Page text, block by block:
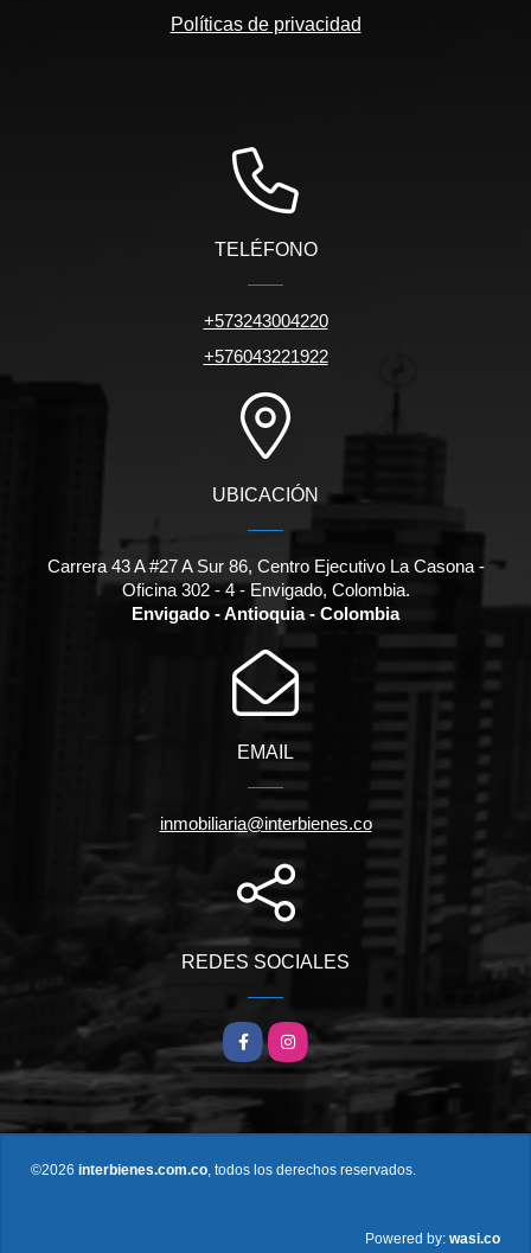
Políticas de privacidad
TELÉFONO
+573243004220
+576043221922
UBICACIÓN
Carrera 43 A #27 A Sur 86, Centro Ejecutivo La Casona -
Oficina 302 - 4 - Envigado, Colombia.
Envigado - Antioquia - Colombia
EMAIL
inmobiliaria@interbienes.co
REDES SOCIALES
FacebookInstagram
©2026 interbienes.com.co, todos los derechos reservados.
Powered by: wasi.co